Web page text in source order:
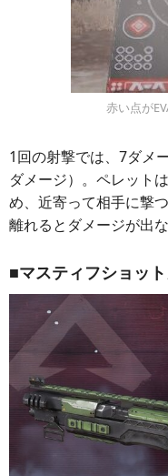
赤い点が
1回の射撃では、7ダメ
ダメージ）。ペレット
め、近寄って相手に撃
離れるとダメージが出
■マスティフショッ